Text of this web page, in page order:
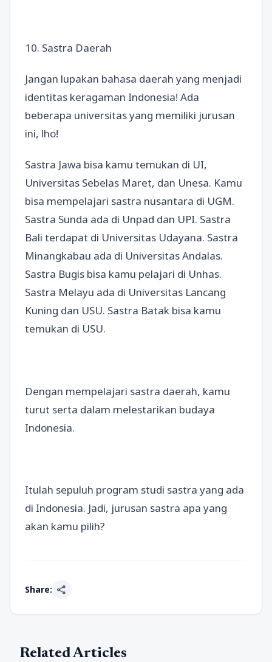
10. Sastra Daerah
Jangan lupakan bahasa daerah yang menjadi
identitas keragaman Indonesia! Ada
beberapa universitas yang memiliki jurusan
ini, lho!
Sastra Jawa bisa kamu temukan di UI,
Universitas Sebelas Maret, dan Unesa. Kamu
bisa mempelajari sastra nusantara di UGM.
Sastra Sunda ada di Unpad dan UPI. Sastra
Bali terdapat di Universitas Udayana. Sastra
Minangkabau ada di Universitas Andalas.
Sastra Bugis bisa kamu pelajari di Unhas.
Sastra Melayu ada di Universitas Lancang
Kuning dan USU. Sastra Batak bisa kamu
temukan di USU.
Dengan mempelajari sastra daerah, kamu
turut serta dalam melestarikan budaya
Indonesia.
Itulah sepuluh program studi sastra yang ada
di Indonesia. Jadi, jurusan sastra apa yang
akan kamu pilih?
Share: share
Related Articles